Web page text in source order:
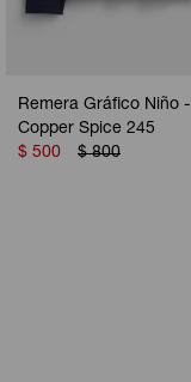
Remera Gráfico Niño -
Copper Spice 245
$ 500 $ 800